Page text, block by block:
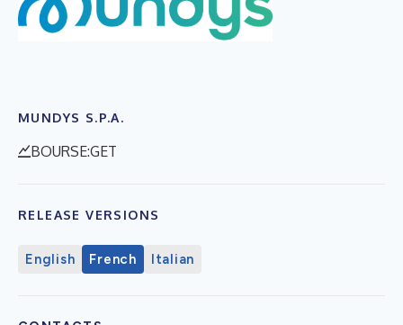
MUNDYS S.P.A.
BOURSE:GET
RELEASE VERSIONS
English French Italian